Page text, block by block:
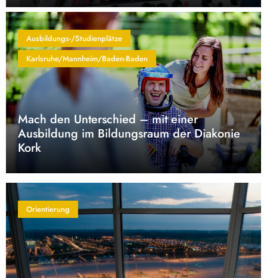
Ausbildungs-/Studienplätze
Karlsruhe/Mannheim/Baden-Baden
Mach den Unterschied – mit einer
Ausbildung im Bildungsraum der Diakonie
Kork
Orientierung